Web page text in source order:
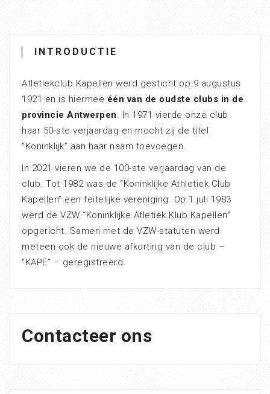
INTRODUCTIE
Atletiekclub Kapellen werd gesticht op 9 augustus
1921 en is hiermee één van de oudste clubs in de
provincie Antwerpen. In 1971 vierde onze club
haar 50-ste verjaardag en mocht zij de titel
“Koninklijk” aan haar naam toevoegen.
In 2021 vieren we de 100-ste verjaardag van de
club. Tot 1982 was de “Koninklijke Athletiek Club
Kapellen” een feitelijke vereniging. Op 1 juli 1983
werd de VZW “Koninklijke Atletiek Klub Kapellen”
opgericht. Samen met de VZW-statuten werd
meteen ook de nieuwe afkorting van de club –
“KAPE” – geregistreerd.
Contacteer ons